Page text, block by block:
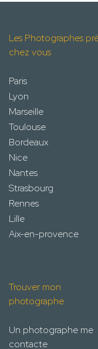
Les Photographes
chez vous
Paris
Lyon
Marseille
Toulouse
Bordeaux
Nice
Nantes
Strasbourg
Rennes
Lille
Aix-en-provence
Trouver mon
photographe
Un photographe me
contacte